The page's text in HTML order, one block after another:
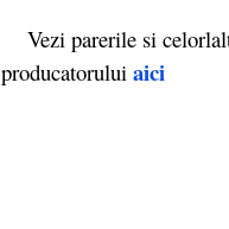
Vezi parerile si
producatorului aici